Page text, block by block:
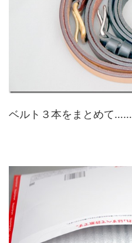
ベルト３本をまとめて……